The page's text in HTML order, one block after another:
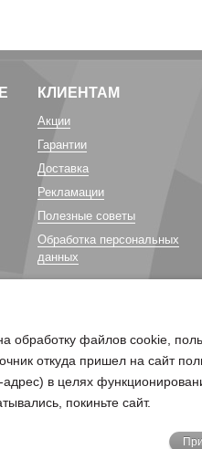
КЛИЕНТАМ
Акции
Гарантии
Доставка
Рекламации
Полезные советы
Обработка персональных
данных
отправить письмо на
обработку файлов cookie,
откуда пришел на сайт
в целях
покиньте сайт.